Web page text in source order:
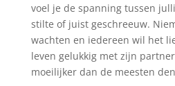
voel je de spanning tussen
stilte of juist geschreeuw.
wachten en iedereen wil het
leven gelukkig met zijn
moeilijker dan de meesten